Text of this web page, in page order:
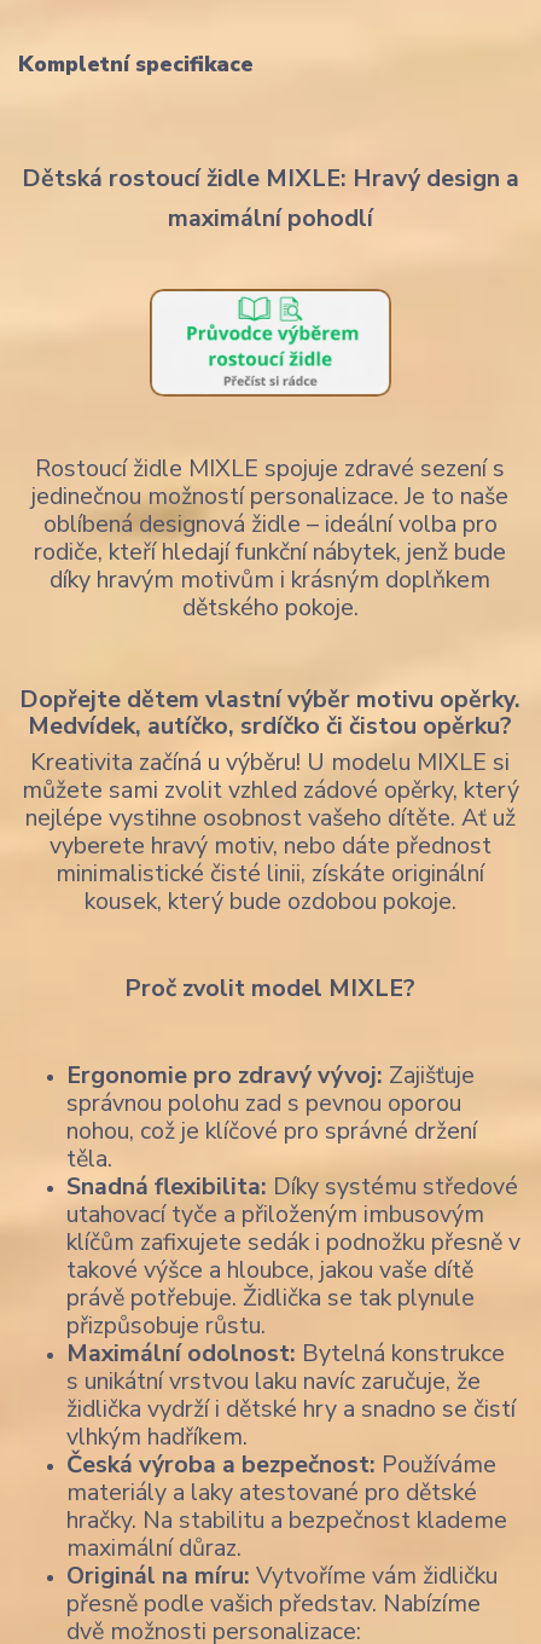
Kompletní specifikace
Dětská rostoucí židle MIXLE: Hravý design a
maximální pohodlí
Rostoucí židle MIXLE spojuje zdravé sezení s
jedinečnou možností personalizace. Je to naše
oblíbená designová židle – ideální volba pro
rodiče, kteří hledají funkční nábytek, jenž bude
díky hravým motivům i krásným doplňkem
dětského pokoje.
Dopřejte dětem vlastní výběr motivu opěrky.
Medvídek, autíčko, srdíčko či čistou opěrku?
Kreativita začíná u výběru! U modelu MIXLE si
můžete sami zvolit vzhled zádové opěrky, který
nejlépe vystihne osobnost vašeho dítěte. Ať už
vyberete hravý motiv, nebo dáte přednost
minimalistické čisté linii, získáte originální
kousek, který bude ozdobou pokoje.
Proč zvolit model MIXLE?
Ergonomie pro zdravý vývoj: Zajišťuje
správnou polohu zad s pevnou oporou
nohou, což je klíčové pro správné držení
těla.
Snadná flexibilita: Díky systému středové
utahovací tyče a přiloženým imbusovým
klíčům zafixujete sedák i podnožku přesně v
takové výšce a hloubce, jakou vaše dítě
právě potřebuje. Židlička se tak plynule
přizpůsobuje růstu.
Maximální odolnost: Bytelná konstrukce
s unikátní vrstvou laku navíc zaručuje, že
židlička vydrží i dětské hry a snadno se čistí
vlhkým hadříkem.
Česká výroba a bezpečnost: Používáme
materiály a laky atestované pro dětské
hračky. Na stabilitu a bezpečnost klademe
maximální důraz.
Originál na míru: Vytvoříme vám židličku
přesně podle vašich představ. Nabízíme
dvě možnosti personalizace: